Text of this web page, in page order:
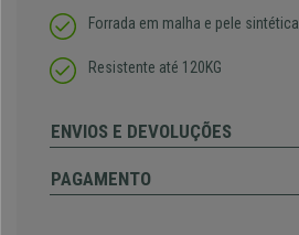
Forrada em malha e pele sintética
Resistente até 120KG
ENVIOS E DEVOLUÇÕES
PAGAMENTO